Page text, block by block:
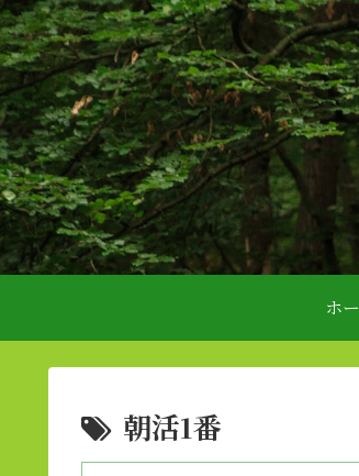
ホ
朝活1番